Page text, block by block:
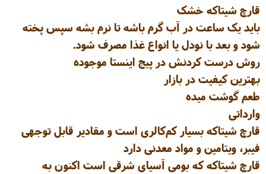
قارچ شیتاکه خشک
باید یک ساعت در آب گرم باشه تا نرم بشه سپس پخته
شود و بعد با نودل یا انواع غذا مصرف شود.
روش درست کردنش در پیج اینستا موجوده
بهترین کیفیت در بازار
طعم گوشت میده
وارداتی
قارچ شیتاکه بسیار کم‌کالری است و مقادیر قابل توجهی
فیبر، ویتامین و مواد معدنی دارد
قارچ شیتاکه که بومی آسیای شرقی است اکنون به